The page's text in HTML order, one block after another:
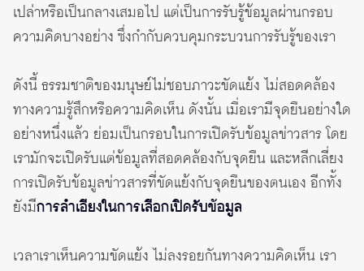
เปล่าหรือเป็นกลางเสมอไป แต่เป็นการรับรู้ข้อมูลผ่านกรอบ
ความคิดบางอย่าง ซึ่งกำกับควบคุมกระบวนการรับรู้ของเรา
ดังนี้ ธรรมชาติของมนุษย์ไม่ชอบภาวะขัดแย้ง ไม่สอดคล้อง
ทางความรู้สึกหรือความคิดเห็น ดังนั้น เมื่อเรามีจุดยืนอย่างใด
อย่างหนึ่งแล้ว ย่อมเป็นกรอบในการเปิดรับข้อมูลข่าวสาร โดย
เรามักจะเปิดรับแต่ข้อมูลที่สอดคล้องกับจุดยืน และหลีกเลี่ยง
การเปิดรับข้อมูลข่าวสารที่ขัดแย้งกับจุดยืนของตนเอง อีกทั้ง
ยังมีการลำเอียงในการเลือกเปิดรับข้อมูล
เวลาเราเห็นความขัดแย้ง ไม่ลงรอยกันทางความคิดเห็น เรา